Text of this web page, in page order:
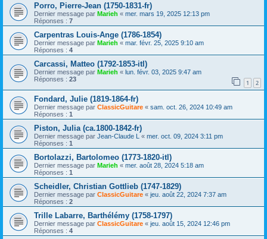
Porro, Pierre-Jean (1750-1831-fr)
Dernier message par Marieh « mer. mars 19, 2025 12:13 pm
Réponses : 7
Carpentras Louis-Ange (1786-1854)
Dernier message par Marieh « mar. févr. 25, 2025 9:10 am
Réponses : 4
Carcassi, Matteo (1792-1853-itl)
Dernier message par Marieh « lun. févr. 03, 2025 9:47 am
Réponses : 23 1 2
Fondard, Julie (1819-1864-fr)
Dernier message par ClassicGuitare « sam. oct. 26, 2024 10:49 am
Réponses : 1
Piston, Julia (ca.1800-1842-fr)
Dernier message par Jean-Claude L « mer. oct. 09, 2024 3:11 pm
Réponses : 1
Bortolazzi, Bartolomeo (1773-1820-itl)
Dernier message par Marieh « mer. août 28, 2024 5:18 am
Réponses : 1
Scheidler, Christian Gottlieb (1747-1829)
Dernier message par ClassicGuitare « jeu. août 22, 2024 7:37 am
Réponses : 2
Trille Labarre, Barthélémy (1758-1797)
Dernier message par ClassicGuitare « jeu. août 15, 2024 12:46 pm
Réponses : 4